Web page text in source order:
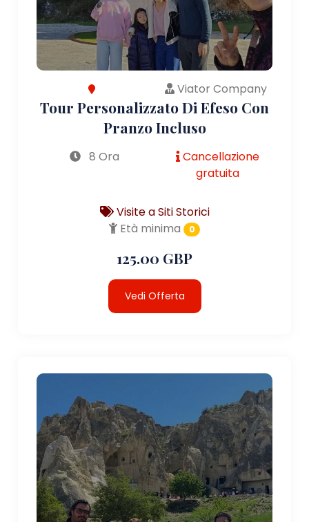
Viator Company
Tour Personalizzato Di Efeso Con
Pranzo Incluso
8 Ora
Cancellazione
gratuita
Visite a Siti Storici
Età minima
0
125.00 GBP
Vedi Offerta